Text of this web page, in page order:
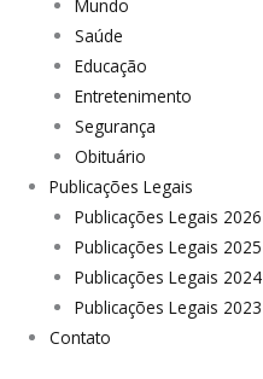
Mundo
Saúde
Educação
Entretenimento
Segurança
Obituário
Publicações Legais
Publicações Legais 2026
Publicações Legais 2025
Publicações Legais 2024
Publicações Legais 2023
Contato